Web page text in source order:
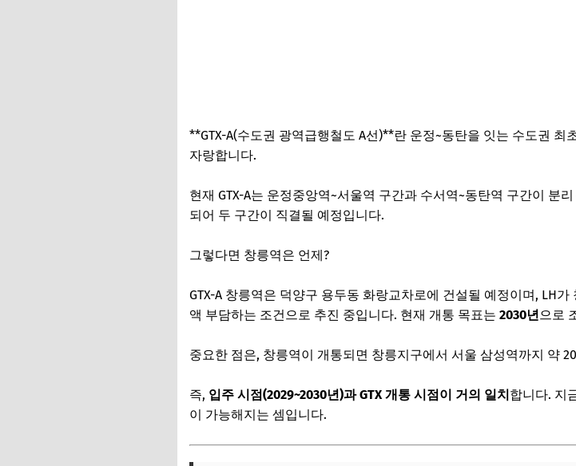
**GTX-A(수도권 광역급행철도 A선)**란 운정~동탄을 잇는 수도권
자랑합니다.
현재 GTX-A는 운정중앙역~서울역 구간과 수서역~동탄역 구간이 분
되어 두 구간이 직결될 예정입니다.
그렇다면 창릉역은 언제?
GTX-A 창릉역은 덕양구 용두동 화랑교차로에 건설될 예정이며, LH
액 부담하는 조건으로 추진 중입니다. 현재 개통 목표는 2030년으로
중요한 점은, 창릉역이 개통되면 창릉지구에서 서울 삼성역까지 약
즉, 입주 시점(2029~2030년)과 GTX 개통 시점이 거의 일치 합니다. 지
이 가능해지는 셈입니다.